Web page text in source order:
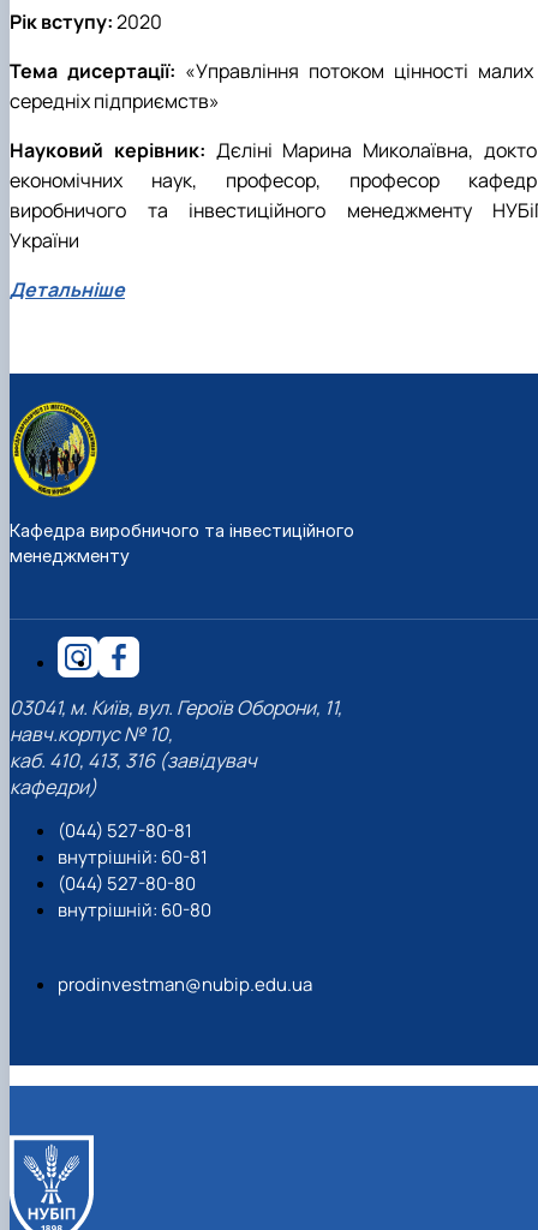
Рік вступу:2020
Тема дисертації: «Управління потоком цінності малих
середніх підприємств»
Науковий керівник: Дєліні Марина Миколаївна,
економічних наук, професор, професор
виробничого та інвестиційного менеджменту
України
Детальніше
Кафедра виробничого та інвестиційного
менеджменту
03041, м. Київ, вул. Героїв Оборони, 11,
навч.корпус № 10,
каб. 410, 413, 316 (завідувач
кафедри)
(044) 527-80-81
внутрішній: 60-81
(044) 527-80-80
внутрішній: 60-80
prodinvestman@nubip.edu.ua